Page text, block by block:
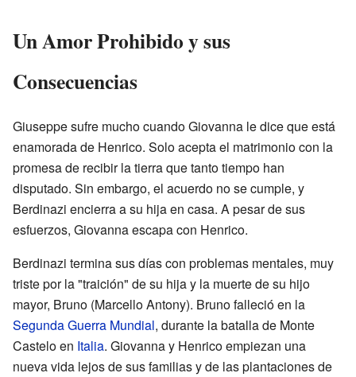
Un Amor Prohibido y sus
Consecuencias
Giuseppe sufre mucho cuando Giovanna le dice que está
enamorada de Henrico. Solo acepta el matrimonio con la
promesa de recibir la tierra que tanto tiempo han
disputado. Sin embargo, el acuerdo no se cumple, y
Berdinazi encierra a su hija en casa. A pesar de sus
esfuerzos, Giovanna escapa con Henrico.
Berdinazi termina sus días con problemas mentales, muy
triste por la "traición" de su hija y la muerte de su hijo
mayor, Bruno (Marcello Antony). Bruno falleció en la
Segunda Guerra Mundial, durante la batalla de Monte
Castelo en Italia. Giovanna y Henrico empiezan una
nueva vida lejos de sus familias y de las plantaciones de